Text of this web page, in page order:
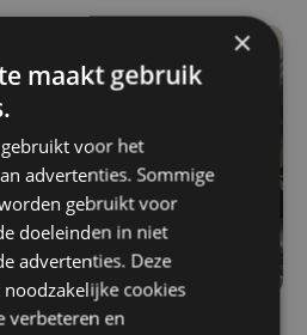
| 22:36
×
maakt gebruik
voor het
advertenties. Sommige
gebruikt voor
doeleinden in niet
advertenties. Deze
cookies
verbeteren en